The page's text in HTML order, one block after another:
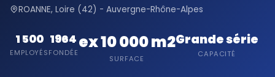
ROANNE, Loire (42) - Auvergne-Rhône-Alpes
1 500
EMPLOYÉS
1964
FONDÉE
ex 10 000 m2
SURFACE
Grande série
CAPACITÉ